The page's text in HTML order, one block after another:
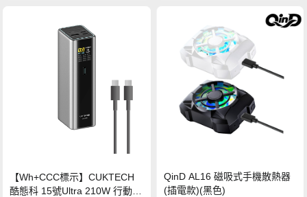
【Wh+CCC標示】CUKTECH
酷態科 15號Ultra 210W 行動電
QinD AL16 磁吸式手機散熱器
(插電款)(黑色)